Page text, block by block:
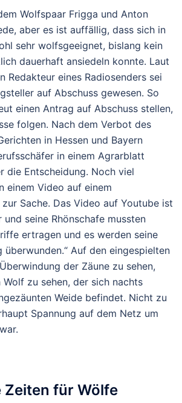
Wolfspaar Frigga und Anton
aber es ist auffällig, dass sich in
sehr wolfsgeeignet, bislang kein
dauerhaft ansiedeln konnte. Laut
Redakteur eines Radiosenders sei
auf Abschuss gewesen. So
einen Antrag auf Abschuss stellen,
folgen. Nach dem Verbot des
in Hessen und Bayern
in einem Agrarblatt
die Entscheidung. Noch viel
einem Video auf einem
Sache. Das Video auf Youtube ist
seine Rhönschafe mussten
ertragen und es werden seine
überwunden.“ Auf den eingespielten
der Zäune zu sehen,
zu sehen, der sich nachts
Weide befindet. Nicht zu
Spannung auf dem Netz um
Zeiten für Wölfe